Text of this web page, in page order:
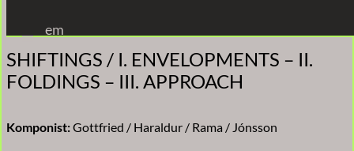
Inhalt
springen
em
SHIFTINGS / I. ENVELOPMENTS – II.
FOLDINGS – III. APPROACH
Komponist:Gottfried / Haraldur / Rama / Jónsson